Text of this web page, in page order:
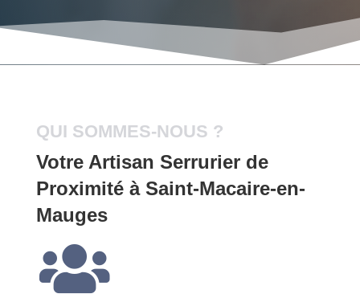
QUI SOMMES-NOUS ?
Votre Artisan Serrurier de
Proximité à Saint-Macaire-en-
Mauges
